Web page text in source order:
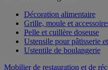
Décoration alimentaire
Grille, moule et
Pelle et cuillère doseuse
Ustensile pour pâtisserie et